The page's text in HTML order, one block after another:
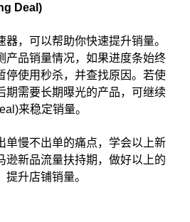
Deal)
，可以帮助你快速提升销量。
产品销量情况，如果进度条始终
停使用秒杀，并查找原因。若使
期需要长期曝光的产品，可继续
来稳定销量。
单慢不出单的痛点，学会以上新
逊新品流量扶持期，做好以上的
升店铺销量。